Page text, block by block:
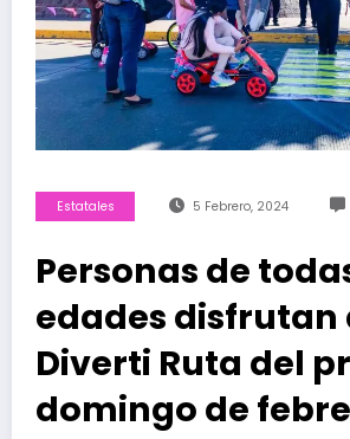
Estatales 5 Febrero, 2024
Personas de
edades disfrutan
Diverti Ruta del
domingo de